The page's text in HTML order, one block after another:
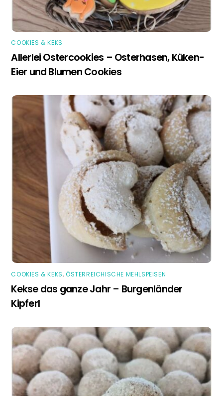
COOKIES & KEKS
Allerlei Ostercookies – Osterhasen, Küken-
Eier und Blumen Cookies
COOKIES & KEKS,ÖSTERREICHISCHE MEHLSPEISEN
Kekse das ganze Jahr – Burgenländer
Kipferl